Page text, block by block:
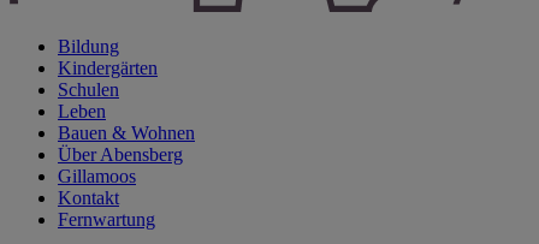
Bildung
Kindergärten
Schulen
Leben
Bauen & Wohnen
Über Abensberg
Gillamoos
Kontakt
Fernwartung